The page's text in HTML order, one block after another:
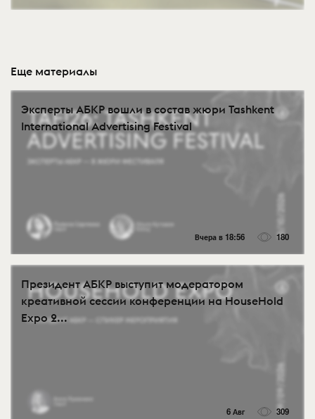
Еще материалы
Эксперты АБКР вошли в состав жюри Tashkent
International Advertising Festival
Вчера в 18:56 180
Президент АБКР выступит модератором
креативной сессии конференции на HouseHold
Expo 2...
6 Авг 309